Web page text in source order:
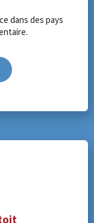
dans des pays